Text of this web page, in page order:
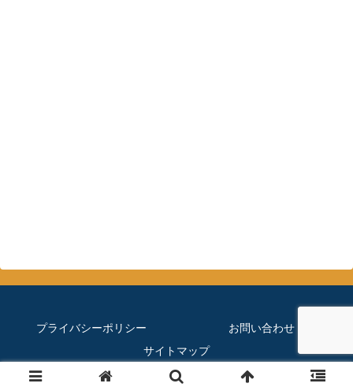
プライバシーポリシー
お問い合わせ
サイトマップ
© 2019 ほぼメダカのブログ.